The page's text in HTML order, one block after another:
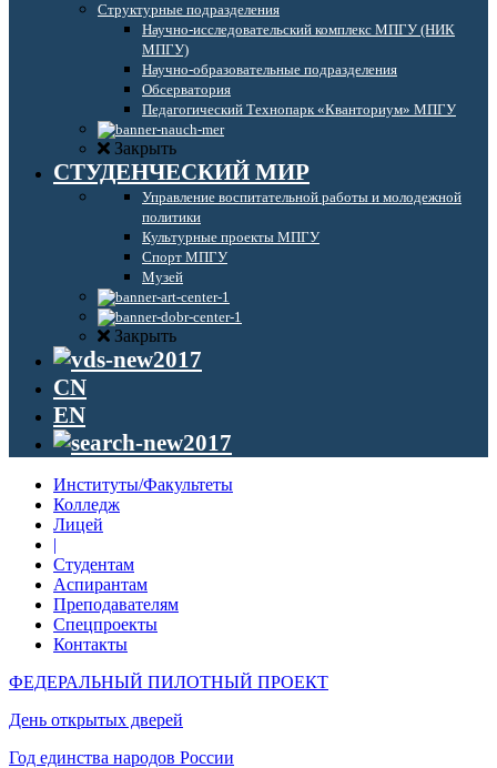
Структурные подразделения
Научно-исследовательский комплекс МПГУ (НИК
МПГУ)
Научно-образовательные подразделения
Обсерватория
Педагогический Технопарк «Кванториум» МПГУ
Закрыть
СТУДЕНЧЕСКИЙ МИР
Управление воспитательной работы и молодежной
политики
Культурные проекты МПГУ
Спорт МПГУ
Музей
Закрыть
CN
EN
Институты/Факультеты
Колледж
Лицей
|
Студентам
Аспирантам
Преподавателям
Спецпроекты
Контакты
ФЕДЕРАЛЬНЫЙ ПИЛОТНЫЙ ПРОЕКТ
День открытых дверей
Год единства народов России